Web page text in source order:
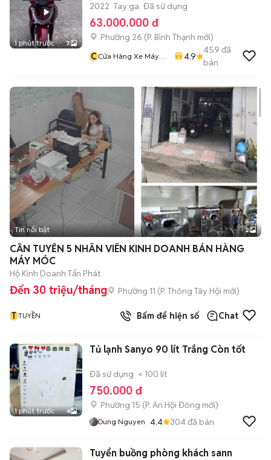
1 phút trước 7
2022 Tay ga Đã sử dụng
63.000.000 đ
Phường 26 (P. Bình Thạnh mới)
CCửa Hàng Xe Máy
4.9
459 đã
bán
Tin nổi bật 2
CẦN TUYỂN 5 NHÂN VIÊN KINH DOANH BÁN HÀNG
MÁY MÓC
Hộ Kinh Doanh Tấn Phát
Đến 30 triệu/tháng Phường 11 (P. Thông Tây Hội mới)
T TUYỀN Bấm để hiện số Chat
1 phút trước 4
Tủ lạnh Sanyo 90 lít Trắng Còn tốt
Đã sử dụng < 100 lít
750.000 đ
Phường 15 (P. An Hội Đông mới)
Dung Nguyen 4.4 304đã bán
Tuyển buồng phòng khách sann